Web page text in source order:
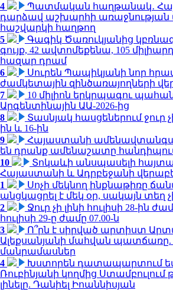
4
Պատմական հաղթանակ․
դարձավ աշխարհի առաջնության
հաշվարկի հաղթող
5
Գագիկ Ծառուկյանից
գույք, 42 ավտոմեքենա, 105 միլիարդ
հազար դրամ
6
Սուրեն Պապիկյանի նոր
ժամկետային զինծառայողների
7
10 միլիոն երկրպագու
Արգենտինային ԱԱ-2026-ից
8
Տասնյակ հասցեներում ջուր չի
ին և 16-ին
9
Հայաստանի
են դրանք ամենաշատը
10
Տոկաևի անսպասելի
Հայաստանի և Ադրբեջանի
1
Սոչի մեկնող ինքնաթիռը
անցկացրել է մեկ օր, սակայն տեղ
2
Ջուր չի լինի հուլիսի 28-ին
հուլիսի 29-ը ժամը 07.00-ն
3
Ո՞րն է սիրված արտիստ
Ալեքսանյանի մահվան պատճառը.
մանրամասներ
4
Խստորեն դատապարտում եմ
Ռուբինյանի կողմից Ստամբուլում
լինելը. Դանիել Իոաննիսյան